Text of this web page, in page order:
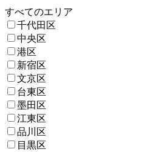
すべてのエリア
千代田区
中央区
港区
新宿区
文京区
台東区
墨田区
江東区
品川区
目黒区